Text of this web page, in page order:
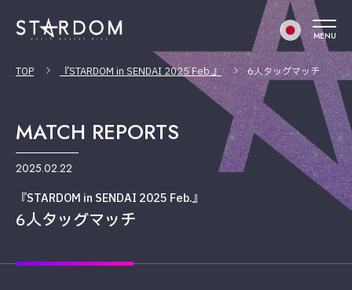
MENU
TOP 『STARDOM in SENDAI 2025 Feb.』 6人タッグマッチ
MATCH REPORTS
2025.02.22
『STARDOM in SENDAI 2025 Feb.』
6人タッグマッチ